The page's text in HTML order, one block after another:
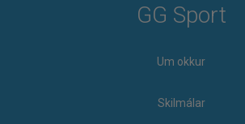
GG Sport
Um okkur
Skilmálar